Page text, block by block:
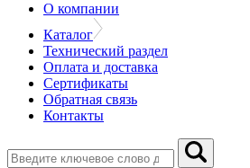
О компании
Каталог
Технический раздел
Оплата и доставка
Сертификаты
Обратная связь
Контакты